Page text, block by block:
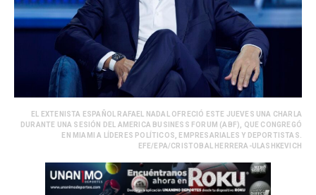
EL EXTENISTA ESPAÑOL RAFAEL NADAL OFRECIÓ ESTE JUEVES UNA CHARLA
DURANTE UNA SESIÓN DEL AMERICA BUSINESS FORUM (ABF), QUE CONGREGÓ
EN MIAMI A LÍDERES POLÍTICOS, EMPRESARIALES Y DEPORTISTAS.
EFE/EPA/CRISTOBAL HERRERA-ULASHKEVICH